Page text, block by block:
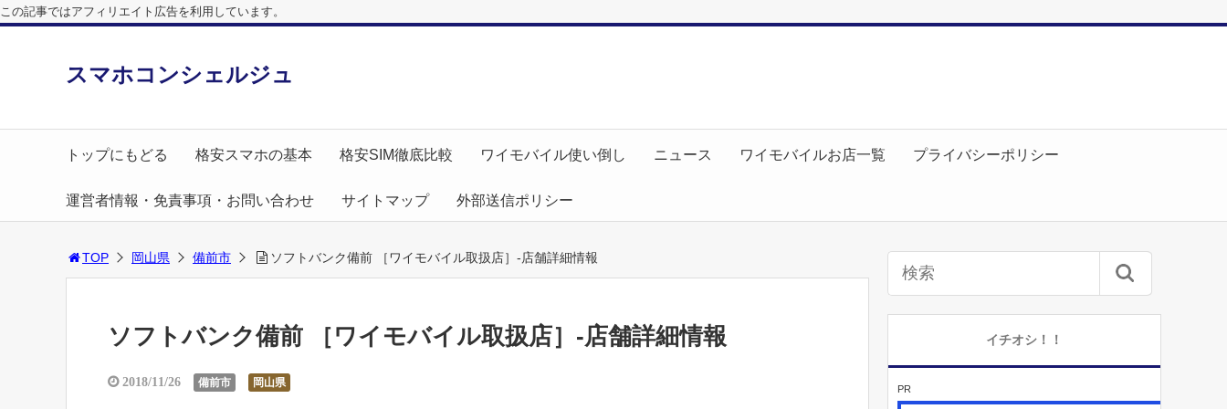
この記事ではアフィリエイト広告を利用しています。
スマホコンシェルジュ
トップにもどる 格安スマホの基本 格安SIM徹底比較 ワイモバイル使い倒し ニュース ワイモバイルお店一覧 プライバシーポリシー
運営者情報・免責事項・お問い合わせ サイトマップ 外部送信ポリシー
TOP 岡山県 備前市 ソフトバンク備前 ［ワイモバイル取扱店］-店舗詳細情報
ソフトバンク備前 ［ワイモバイル取扱店］-店舗詳細情報
2018/11/26 備前市 岡山県
イチオシ！！
PR